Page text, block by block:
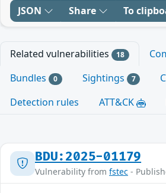
JSON Share To
Related vulnerabilities 18
Bundles 0 Sightings 7
Detection rules
ATT&CK
BDU:2025-01179
Vulnerability from fstec -